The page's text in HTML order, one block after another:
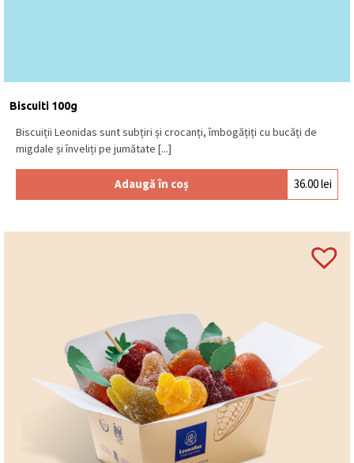
Biscuiti 100g
Biscuiții Leonidas sunt subțiri și crocanți, îmbogățiți cu bucăți de
migdale și înveliți pe jumătate [...]
Adaugă în coș 36.00lei